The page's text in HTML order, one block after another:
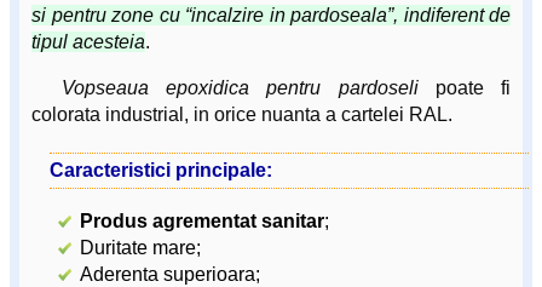
si pentru zone cu “incalzire in pardoseala”, indiferent de
tipul acesteia.
Vopseaua epoxidica pentru pardoselipoate fi
colorata industrial, in orice nuanta a cartelei RAL.
Caracteristici principale:
Produs agrementat sanitar;
Duritate mare;
Aderenta superioara;